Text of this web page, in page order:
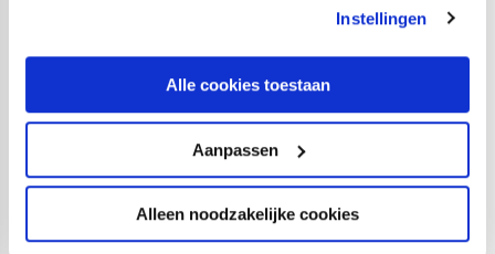
Instellingen
Alle cookies toestaan
Aanpassen
Alleen noodzakelijke cookies
Opstelling Jong FC Utrecht, eerste helft:
Sep van der Heijden; Joshua Rawlins, Ruben Kluivert,
Jozhua Vertrouwd, Yannick Leliendal, Davy van den
Berg, Gibson Yah, Mees Rijks, Derensili Sanches
Fernandes, Dani van Soest, Gio-Renys Felicia.
Opstelling Jong FC Utrecht, tweede helft: